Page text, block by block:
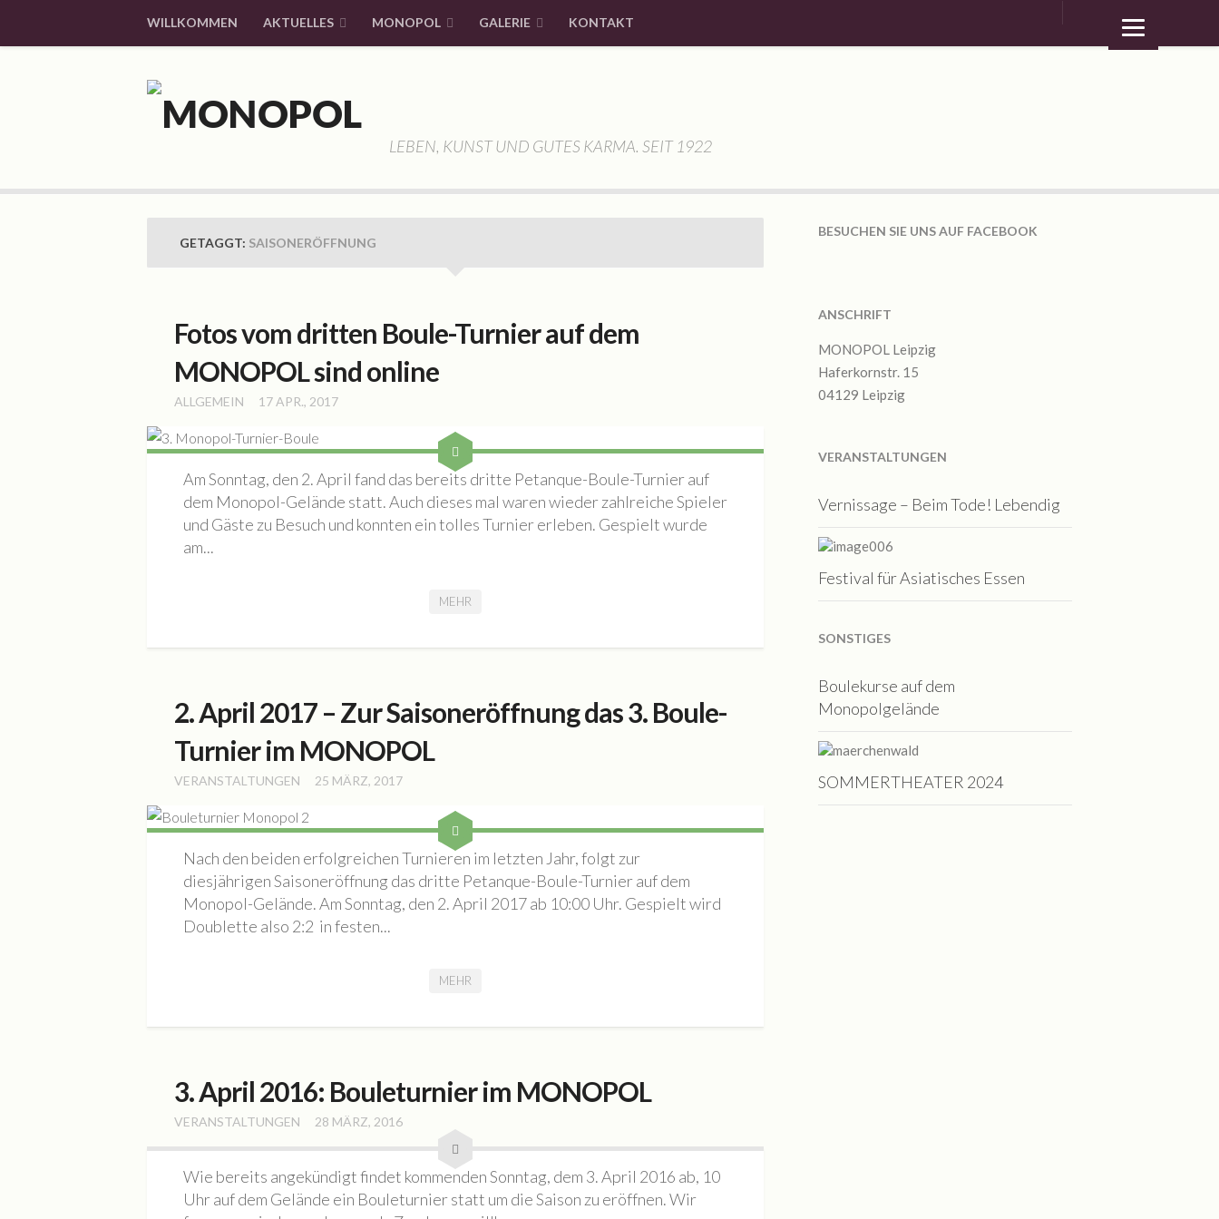
WILLKOMMEN AKTUELLES MONOPOL GALERIE KONTAKT
LEBEN, KUNST UND GUTES KARMA. SEIT 1922
GETAGGT: SAISONERÖFFNUNG
Fotos vom dritten Boule-Turnier auf dem
MONOPOL sind online
ALLGEMEIN 17 APR., 2017
Am Sonntag, den 2. April fand das bereits dritte Petanque-Boule-Turnier auf
dem Monopol-Gelände statt. Auch dieses mal waren wieder zahlreiche Spieler
und Gäste zu Besuch und konnten ein tolles Turnier erleben. Gespielt wurde
am...
MEHR
2. April 2017 – Zur Saisoneröffnung das 3. Boule-
Turnier im MONOPOL
VERANSTALTUNGEN 25 MÄRZ, 2017
Nach den beiden erfolgreichen Turnieren im letzten Jahr, folgt zur
diesjährigen Saisoneröffnung das dritte Petanque-Boule-Turnier auf dem
Monopol-Gelände. Am Sonntag, den 2. April 2017 ab 10:00 Uhr. Gespielt wird
Doublette also 2:2 in festen...
MEHR
3. April 2016: Bouleturnier im MONOPOL
VERANSTALTUNGEN 28 MÄRZ, 2016
Wie bereits angekündigt findet kommenden Sonntag, dem 3. April 2016 ab, 10
Uhr auf dem Gelände ein Bouleturnier statt um die Saison zu eröffnen. Wir
BESUCHEN SIE UNS AUF FACEBOOK
ANSCHRIFT
MONOPOL Leipzig
Haferkornstr. 15
04129 Leipzig
VERANSTALTUNGEN
Vernissage – Beim Tode! Lebendig
Festival für Asiatisches Essen
SONSTIGES
Boulekurse auf dem
Monopolgelände
SOMMERTHEATER 2024